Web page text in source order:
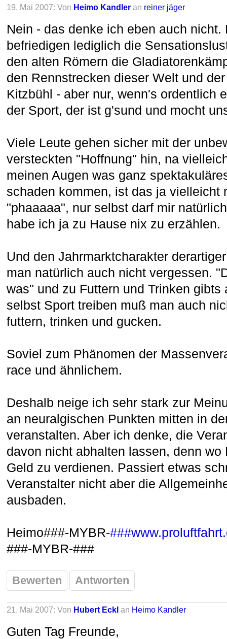
19. Mai 2007: Von Heimo Kandler an reiner jäger
Nein - das denke ich eben auch nicht.
befriedigen lediglich die
den alten Römern die
den Rennstrecken dieser Welt und
Kitzbühl - aber nur, wenn's ordentlich
der Sport, der ist g'sund und mocht
Viele Leute gehen sicher mit der
versteckten "Hoffnung" hin, na
meinen Augen was ganz
schaden kommen, ist das ja vielleicht
"phaaaaa", nur selbst darf mir
habe ich ja zu Hause nix zu erzählen.
Und den Jahrmarktcharakter
man natürlich auch nicht vergessen.
was" und zu Futtern und Trinken gibts
selbst Sport treiben muß man auch
futtern, trinken und gucken.
Soviel zum Phänomen der
race und ähnlichem.
Deshalb neige ich sehr stark zur
an neuralgischen Punkten mitten in
veranstalten. Aber ich denke, die
davon nicht abhalten lassen, denn
Geld zu verdienen. Passiert etwas
Veranstalter nicht aber die
ausbaden.
Heimo###-MYBR-
###-MYBR-###
Bewerten Antworten
21. Mai 2007: Von Hubert Eckl an Heimo Kandler
Guten Tag Freunde,